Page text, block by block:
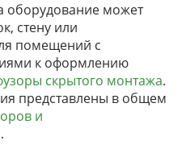
оборудование может
стену или
помещений с
к оформлению
скрытого монтажа.
представлены в общем
и
.